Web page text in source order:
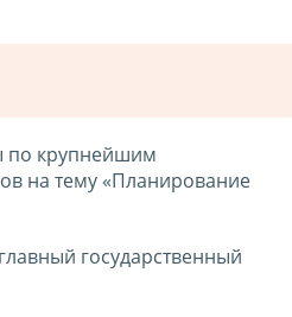
по крупнейшим
на тему «Планирование
государственный